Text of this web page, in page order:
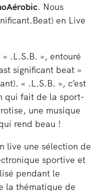
. Nous
en Live
.L.S.B. », entouré
significant beat »
« .L.S.B. », c’est
qui fait de la sport-
une musique
rend beau !
live une sélection de
sportive et
pendant le
la thématique de